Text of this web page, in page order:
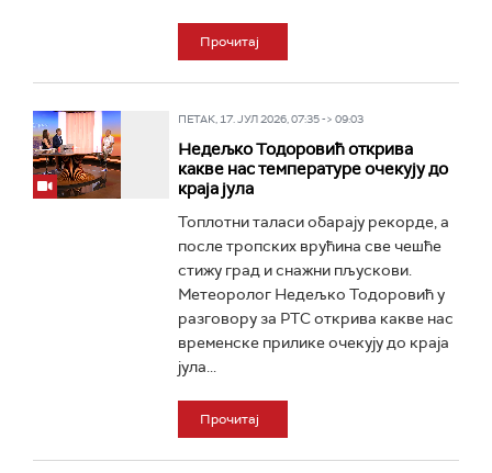
Прочитај
ПЕТАК, 17. ЈУЛ 2026, 07:35 -> 09:03
Недељко Тодоровић открива
какве нас температуре очекују до
краја јула
Топлотни таласи обарају рекорде, а
после тропских врућина све чешће
стижу град и снажни пљускови.
Метеоролог Недељко Тодоровић у
разговору за РТС открива какве нас
временске прилике очекују до краја
јула...
Прочитај